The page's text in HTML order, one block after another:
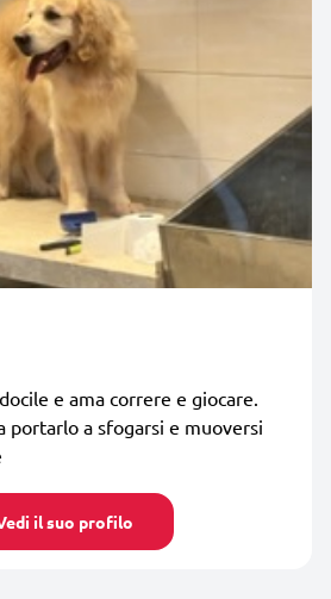
e ama correre e giocare.
portarlo a sfogarsi e muoversi
il suo profilo